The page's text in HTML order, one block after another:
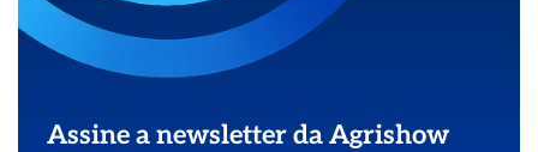
Assine a newsletter da Agrishow